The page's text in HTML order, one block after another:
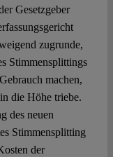
Gesetzgeber
zugrunde,
Stimmensplittings
machen,
die Höhe triebe.
des neuen
Stimmensplitting
der